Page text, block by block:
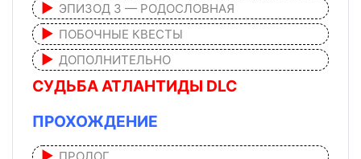
ЭПИЗОД 3 — РОДОСЛОВНАЯ
ПОБОЧНЫЕ КВЕСТЫ
ДОПОЛНИТЕЛЬНО
СУДЬБА АТЛАНТИДЫ DLC
ПРОХОЖДЕНИЕ